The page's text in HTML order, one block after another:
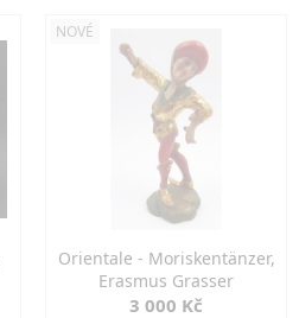
NOVÉ
Orientale - Moriskentänzer,
Erasmus Grasser
3 000 Kč